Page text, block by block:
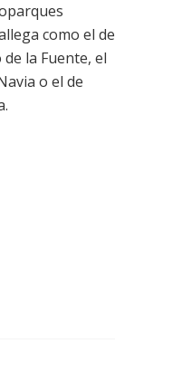
como el de
la Fuente, el
o el de